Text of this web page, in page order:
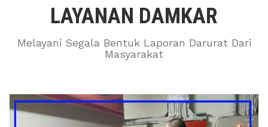
LAYANAN DAMKAR
Melayani Segala Bentuk Laporan Darurat Dari
Masyarakat